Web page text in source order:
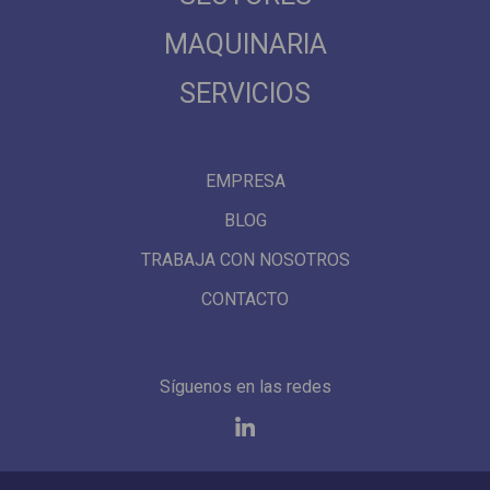
MAQUINARIA
SERVICIOS
EMPRESA
BLOG
TRABAJA CON NOSOTROS
CONTACTO
Síguenos en las redes